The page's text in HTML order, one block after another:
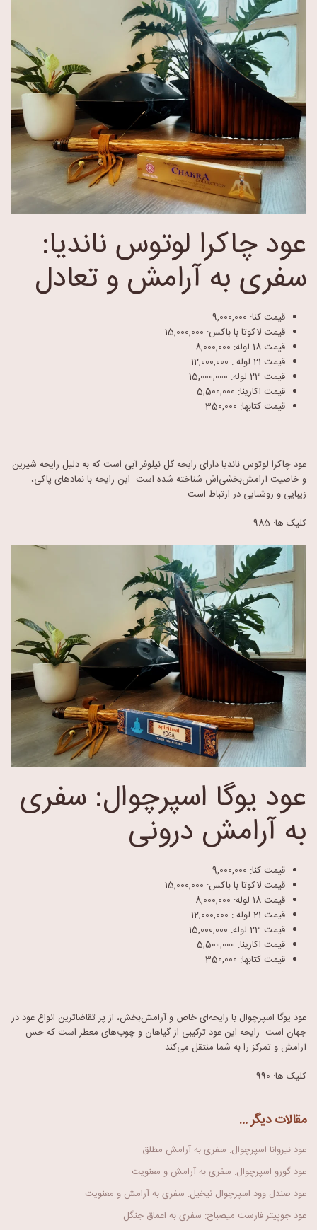
عود چاکرا لوتوس ناندیا:
سفری به آرامش و تعادل
قیمت کنا: 9,000,000
قیمت لاکوتا با باکس: 15,000,000
قیمت 18 لوله:
8,000,000
قیمت 21 لوله :
12,000,000
قیمت 23 لوله:
15,000,000
قیمت اکارینا: 5,500,000
قیمت کتابها: 350,000
عود چاکرا لوتوس ناندیا دارای رایحه گل نیلوفر آبی است که به دلیل رایحه شیرین
و خاصیت آرامش‌بخشی‌اش شناخته شده است. این رایحه با نمادهای پاکی،
زیبایی و روشنایی در ارتباط است.
کلیک ها: 985
عود یوگا اسپرچوال: سفری
به آرامش درونی
قیمت کنا: 9,000,000
قیمت لاکوتا با باکس: 15,000,000
قیمت 18 لوله:
8,000,000
قیمت 21 لوله :
12,000,000
قیمت 23 لوله:
15,000,000
قیمت اکارینا: 5,500,000
قیمت کتابها: 350,000
عود یوگا اسپرچوال با رایحه‌ای خاص و آرامش‌بخش، از پر تقاضاترین انواع عود در
جهان است. رایحه این عود ترکیبی از گیاهان و چوب‌های معطر است که حس
آرامش و تمرکز را به شما منتقل می‌کند.
کلیک ها: 990
مقالات دیگر …
عود نیروانا اسپرچوال: سفری به آرامش مطلق
عود گورو اسپرچوال: سفری به آرامش و معنویت
عود صندل وود اسپرچوال نیخیل: سفری به آرامش و معنویت
عود جوپیتر فارست میصباح: سفری به اعماق جنگل